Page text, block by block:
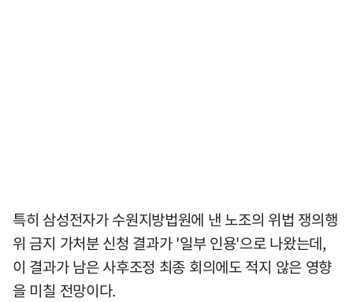
특히 삼성전자가 수원지방법원에 낸 노조의 위법 쟁의행
위 금지 가처분 신청 결과가 '일부 인용'으로 나왔는데,
이 결과가 남은 사후조정 최종 회의에도 적지 않은 영향
을 미칠 전망이다.